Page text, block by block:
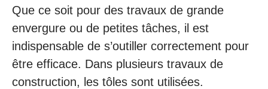
Que ce soit pour des travaux de grande
envergure ou de petites tâches, il est
indispensable de s’outiller correctement pour
être efficace. Dans plusieurs travaux de
construction, les tôles sont utilisées.